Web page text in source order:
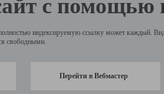
с помощью
индексируемую ссылку может каждый.
свободными.
Перейти в Вебмастер